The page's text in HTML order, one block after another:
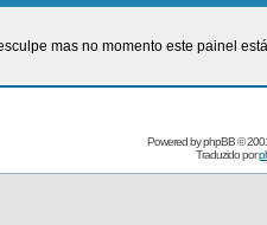
mas no momento este painel
Powered byphpBB©
Traduzido por